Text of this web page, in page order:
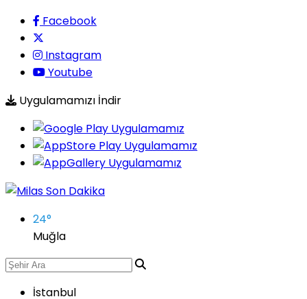
Facebook
Instagram
Youtube
Uygulamamızı İndir
24°
Muğla
İstanbul